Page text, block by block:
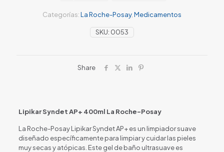
SKU: 0053
Categorías:La Roche-Posay, Medicamentos
Share
Lipikar Syndet AP+ 400ml La Roche-Posay
La Roche-Posay Lipikar Syndet AP+ es un limpiador suave
diseñado específicamente para limpiar y cuidar las pieles
muy secas y atópicas. Este gel de baño ultrasuave es